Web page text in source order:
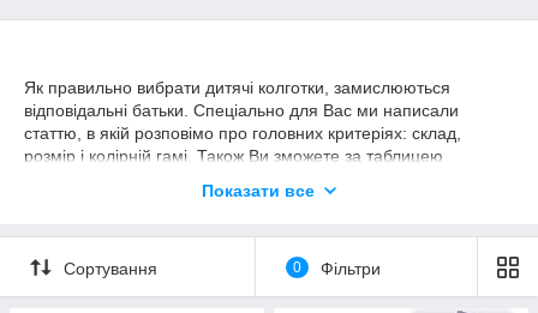
Як правильно вибрати дитячі колготки, замислюються
відповідальні батьки. Спеціально для Вас ми написали
статтю, в якій розповімо про головних критеріях: склад,
розмір і колірній гамі. Також Ви зможете за таблицею
Розмірна сітка демісезонних і махрових колготок ТМ Дюна і
!!! НАТИСНІТЬ СЮДИ ДЛЯ ПЕРЕХОДУ НА СТАТТЮ !!!
Показати все
Сортування 0 Фільтри